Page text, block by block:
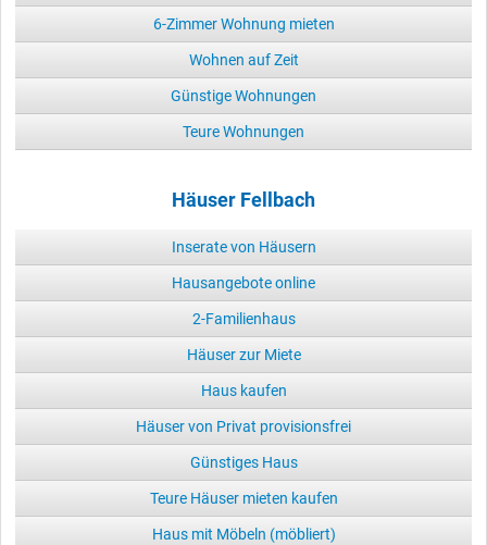
6-Zimmer Wohnung mieten
Wohnen auf Zeit
Günstige Wohnungen
Teure Wohnungen
Häuser Fellbach
Inserate von Häusern
Hausangebote online
2-Familienhaus
Häuser zur Miete
Haus kaufen
Häuser von Privat provisionsfrei
Günstiges Haus
Teure Häuser mieten kaufen
Haus mit Möbeln (möbliert)